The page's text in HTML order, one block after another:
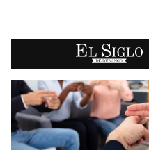
EL SIGLO